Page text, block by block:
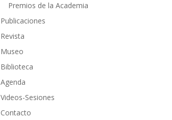
Premios de la Academia
Publicaciones
Revista
Museo
Biblioteca
Agenda
Videos-Sesiones
Contacto